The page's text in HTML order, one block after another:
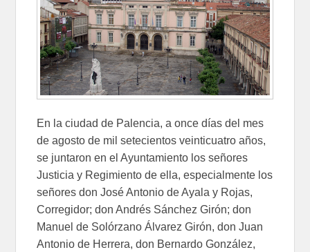
En la ciudad de Palencia, a once días del mes
de agosto de mil setecientos veinticuatro años,
se juntaron en el Ayuntamiento los señores
Justicia y Regimiento de ella, especialmente los
señores don José Antonio de Ayala y Rojas,
Corregidor; don Andrés Sánchez Girón; don
Manuel de Solórzano Álvarez Girón, don Juan
Antonio de Herrera, don Bernardo González,